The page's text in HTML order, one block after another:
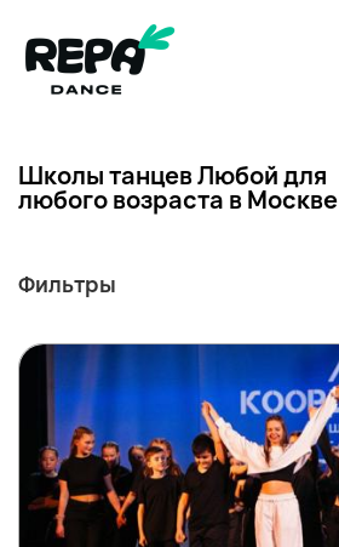
Школы танцев Любой для
любого возраста в Москве
Фильтры